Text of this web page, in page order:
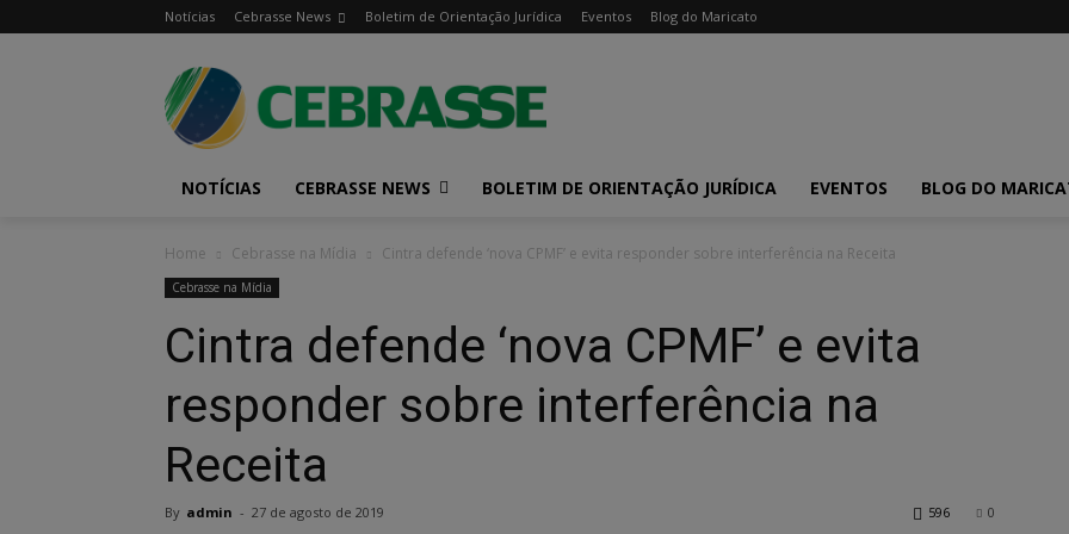
Notícias Cebrasse News Boletim de Orientação Jurídica Eventos Blog do Maricato
NOTÍCIAS CEBRASSE NEWS BOLETIM DE ORIENTAÇÃO JURÍDICA EVENTOS BLOG DO
Home Cebrasse na Mídia Cintra defende ‘nova CPMF’ e evita responder sobre interferência na Receita
Cebrasse na Mídia
Cintra defende ‘nova CPMF’ e evita
responder sobre interferência na
Receita
By admin - 27 de agosto de 2019 0
596